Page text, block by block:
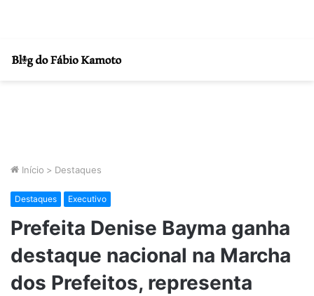
Início > Destaques
Destaques Executivo
Prefeita Denise Bayma ganha
destaque nacional na Marcha
dos Prefeitos, representa